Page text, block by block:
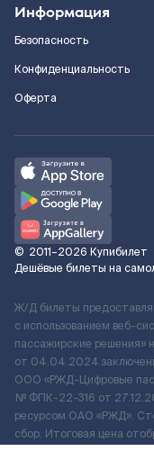
Информация
Безопасность
Конфиденциальность
Оферта
© 2011–2026 Купибилет
Дешёвые билеты на
Ж/Д билеты
с использованием веб-
пассажирские решения»
от 04.04.2024
ООО «РЖД-Цифровые
№ ФПК-22-316 от
ресурсом ОАО «РЖД».
сбор. Итоговая цена